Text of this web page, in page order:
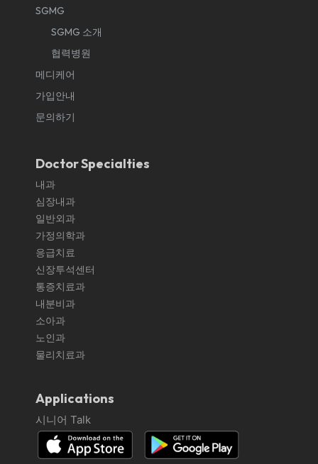
SGMG
SGMG 소개
협력병원
메디케어
가입안내
문의하기
Doctor Specialties
내과
심장내과
일반외과
가정의학과
응급치료
신장투석센터
통증치료과
내분비과
소아과
노인과
물리치료과
Applications
시니어 Talk